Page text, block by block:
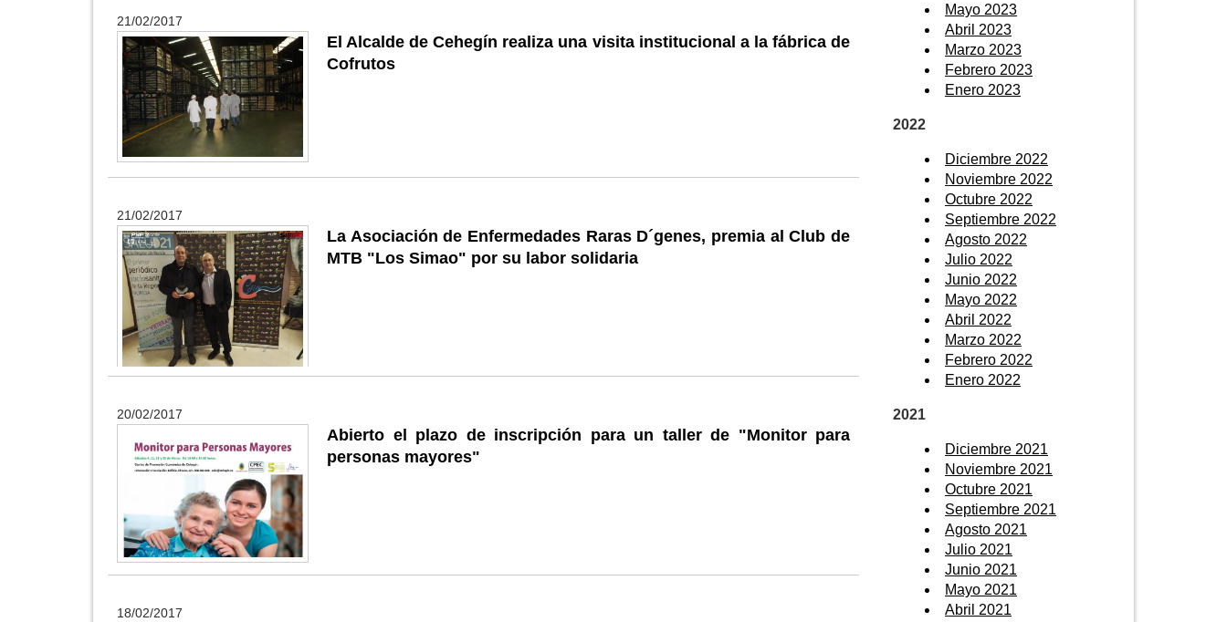
21/02/2017
El Alcalde de Cehegín realiza una visita institucional a la fábrica de
Cofrutos
21/02/2017
La Asociación de Enfermedades Raras D´genes, premia al Club de
MTB "Los Simao" por su labor solidaria
20/02/2017
Abierto el plazo de inscripción para un taller de "Monitor para
personas mayores"
18/02/2017
Mayo 2023
Abril 2023
Marzo 2023
Febrero 2023
Enero 2023
2022
Diciembre 2022
Noviembre 2022
Octubre 2022
Septiembre 2022
Agosto 2022
Julio 2022
Junio 2022
Mayo 2022
Abril 2022
Marzo 2022
Febrero 2022
Enero 2022
2021
Diciembre 2021
Noviembre 2021
Octubre 2021
Septiembre 2021
Agosto 2021
Julio 2021
Junio 2021
Mayo 2021
Abril 2021